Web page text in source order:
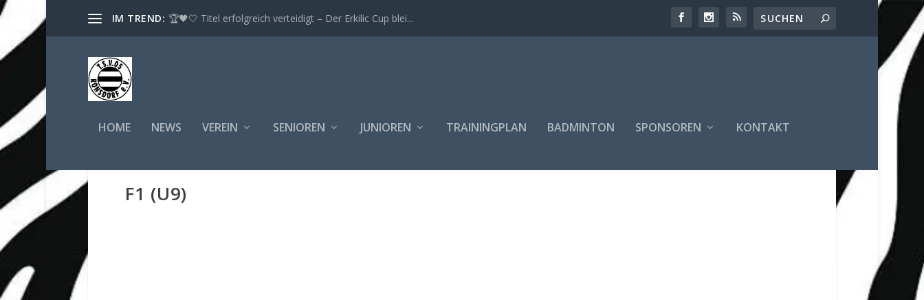
IM TREND: 🏆🖤🤍 Titel erfolgreich verteidigt – Der Erkilic Cup blei...
HOME NEWS VEREIN SENIOREN JUNIOREN TRAININGPLAN BADMINTON SPONSOREN KONTAKT
F1 (U9)